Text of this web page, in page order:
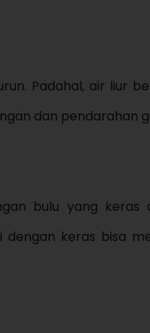
Padahal, air liur
dan pendarahan
bulu yang keras
keras bisa